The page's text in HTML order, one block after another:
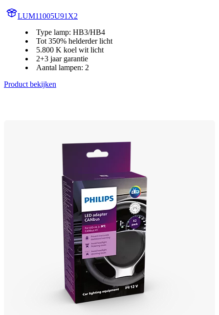
LUM11005U91X2
Type lamp: HB3/HB4
Tot 350% helderder licht
5.800 K koel wit licht
2+3 jaar garantie
Aantal lampen: 2
Product bekijken